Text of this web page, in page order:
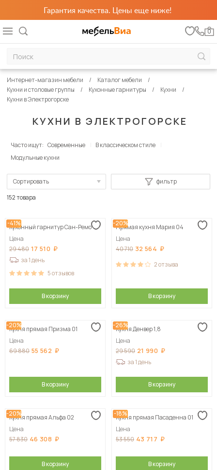
Гарантия качества. Цены еще ниже!
0
КУХНИ В ЭЛЕКТРОГОРСКЕ
Интернет-магазин мебели
Каталог мебели
Кухни и столовые группы
Кухонные гарнитуры
Кухни
Кухни в Электрогорске
Часто ищут: Современные
В классическом стиле
Модульные кухни
Сортировать
Сначала дорогие
фильтр
152 товара
-41%
Кухонный гарнитур Сан-Ремо
Цена
29 480 17 510
за 1 день
5отзывов
В корзину
-20%
Прямая кухня Мария 04
Цена
40 710 32 564
2отзыва
В корзину
-20%
Кухня прямая Призма 01
Цена
69 880 55 562
В корзину
-26%
Кухня Денвер 1,8
Цена
29 590 21 990
за 1 день
В корзину
-20%
Кухня прямая Альфа 02
Цена
57 830 46 308
В корзину
-18%
Кухня прямая Пасаденна 01
Цена
53 550 43 717
В корзину